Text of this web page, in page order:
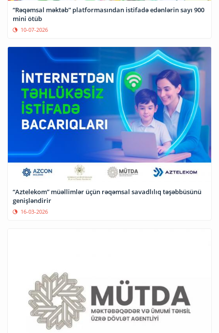
“Rəqəmsal məktəb” platformasından istifadə edənlərin sayı 900
mini ötüb
10-07-2026
“Aztelekom” müəllimlər üçün rəqəmsal savadlılıq təşəbbüsünü
genişləndirir
16-03-2026